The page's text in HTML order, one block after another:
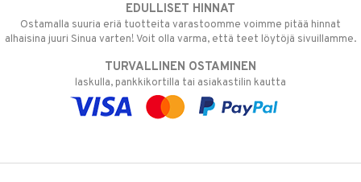
EDULLISET HINNAT
Ostamalla suuria eriä tuotteita varastoomme voimme pitää hinnat
alhaisina juuri Sinua varten! Voit olla varma, että teet löytöjä sivuillamme.
TURVALLINEN OSTAMINEN
laskulla, pankkikortilla tai asiakastilin kautta